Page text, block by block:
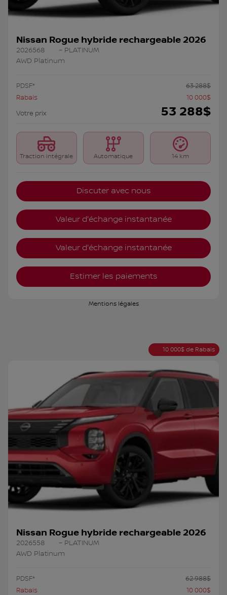
Nissan Rogue hybride rechargeable 2026
2026568
– PLATINUM
AWD Platinum
PDSF* 63 288$
Rabais
10 000$
Votre prix
53 288$
Traction intégrale Automatique 14 km
Discuter avec nous
Valeur d'échange instantanée
Valeur d'échange instantanée
Estimer les paiements
Mentions légales
10 000$ de Rabais
Nissan Rogue hybride rechargeable 2026
2026558
– PLATINUM
AWD Platinum
PDSF* 62 988$
Rabais
10 000$